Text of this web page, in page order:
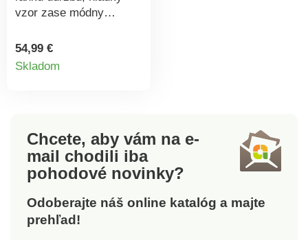
vzor zase módny
skvelý! Hladký pletený
vzor, ​​príjemne sa nosí.
Tex (n° CQ 1216/3
IFTH). Táto známka
označuje textilné
výrobky, ktoré boli
podrobené laboratórnym
testom na široké
54,99 €
Skladom
Chcete, aby vám na e-
mail chodili iba
pohodové novinky?
Odoberajte náš online katalóg a majte
prehľad!